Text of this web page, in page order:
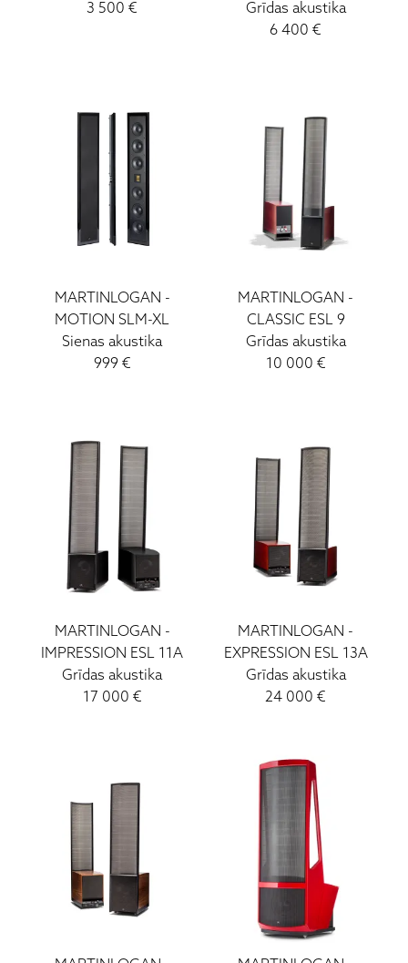
3 500 €
Grīdas akustika
6 400 €
MARTINLOGAN -
MOTION SLM-XL
Sienas akustika
999€
MARTINLOGAN -
CLASSIC ESL 9
Grīdas akustika
10 000 €
MARTINLOGAN -
IMPRESSION ESL 11A
Grīdas akustika
17 000 €
MARTINLOGAN -
EXPRESSION ESL 13A
Grīdas akustika
24 000 €